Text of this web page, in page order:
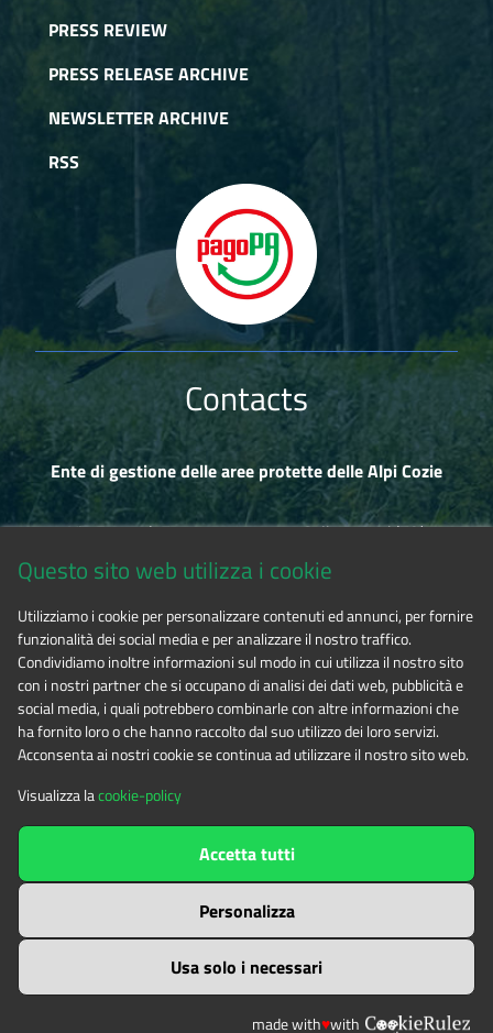
PRESS REVIEW
PRESS RELEASE ARCHIVE
NEWSLETTER ARCHIVE
RSS
Contacts
Ente di gestione delle aree protette delle Alpi Cozie
Via Fransuà Fontan, 1 - 10050 Salbertrand (TO)
Phone 0122.854720
E-mailalpicozie@cert.ruparpiemonte.it
The contents of this websitebyEnte di gestione delle aree
protette delle Alpi Cozieis licensed under
Attribution-NonCommercial-NoDerivatives 4.0 International
Questo sito web utilizza i cookie
Utilizziamo i cookie per personalizzare contenuti ed annunci, per fornire
funzionalità dei social media e per analizzare il nostro traffico.
Condividiamo inoltre informazioni sul modo in cui utilizza il nostro sito
con i nostri partner che si occupano di analisi dei dati web, pubblicità e
social media, i quali potrebbero combinarle con altre informazioni che
ha fornito loro o che hanno raccolto dal suo utilizzo dei loro servizi.
Acconsenta ai nostri cookie se continua ad utilizzare il nostro sito web.
Visualizza lacookie-policy
Usa solo i necessari
Personalizza
Accetta tutti
made with♥with